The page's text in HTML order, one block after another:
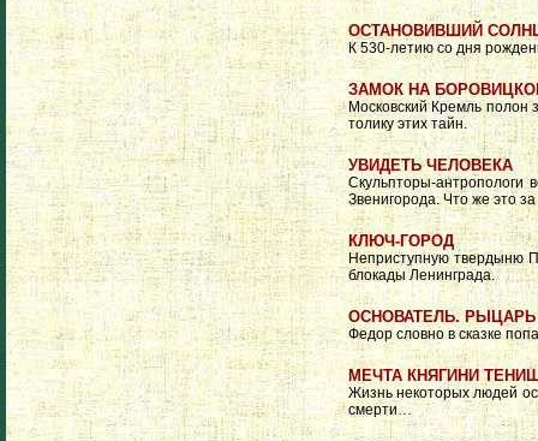
ОСТАНОВИВШИЙ
К 530-летию со дня
ЗАМОК НА
Московский Кремль полон
толику этих тайн.
УВИДЕТЬ ЧЕЛОВЕКА
Скульпторы-антропологи
Звенигорода. Что же это
КЛЮЧ-ГОРОД
Неприступную твердыню
блокады Ленинграда.
ОСНОВАТЕЛЬ.
Федор словно в сказке
МЕЧТА КНЯГИНИ
Жизнь некоторых людей
смерти…